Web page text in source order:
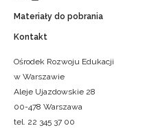
Materiały do pobrania
Kontakt
Ośrodek Rozwoju Edukacji
w Warszawie
Aleje Ujazdowskie 28
00-478 Warszawa
tel. 22 345 37 00